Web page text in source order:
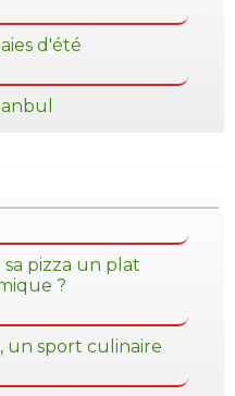
d'été
pizza un plat
?
un sport culinaire